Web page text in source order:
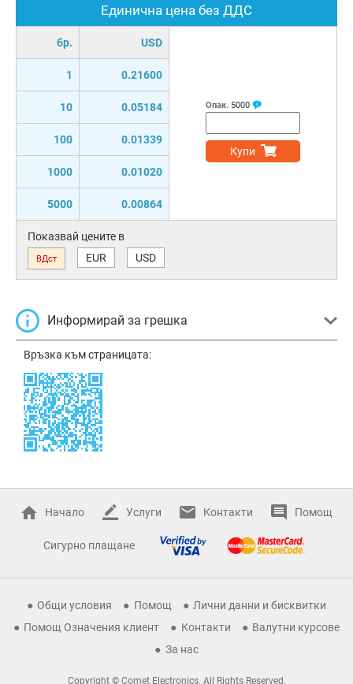
Единична цена без ДДС
бр. USD
1 0.21600
10 0.05184
100 0.01339
1000 0.01020
5000 0.00864
Опак. 5000
Купи
Показвай цените в
ВДст EUR USD
Информирай за грешка
Връзка към страницата:
Начало Услуги Контакти Помощ
Сигурно плащане
Общи условия Помощ
Лични данни и бисквитки
Помощ Означения клиент
Контакти
Валутни курсове
За нас
Copyright © Comet Electronics. All Rights Reserved.